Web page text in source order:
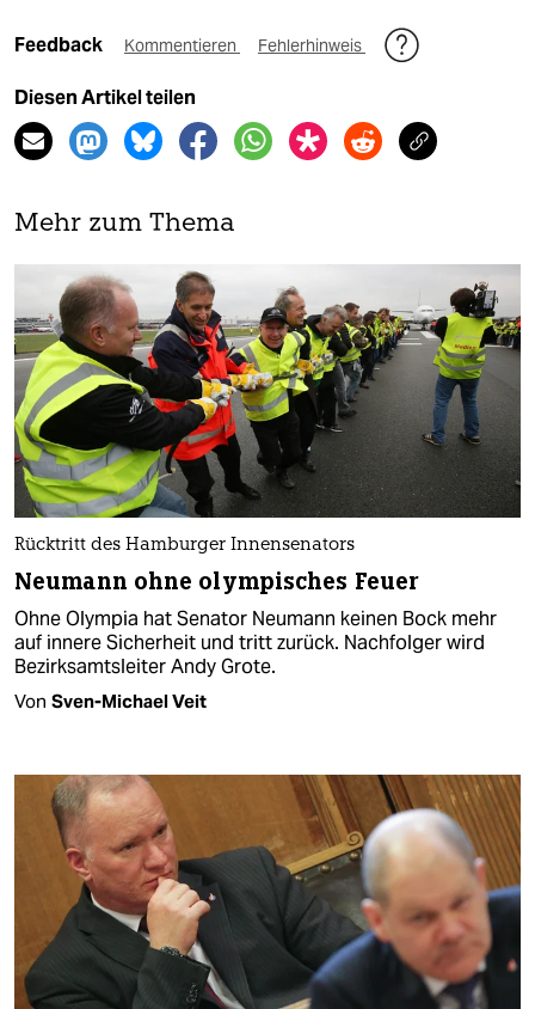
Feedback Kommentieren Fehlerhinweis
Diesen Artikel teilen
Mehr zum Thema
Rücktritt des Hamburger Innensenators
Neumann ohne olympisches Feuer
Ohne Olympia hat Senator Neumann keinen Bock mehr
auf innere Sicherheit und tritt zurück. Nachfolger wird
Bezirksamtsleiter Andy Grote.
Von Sven-Michael Veit